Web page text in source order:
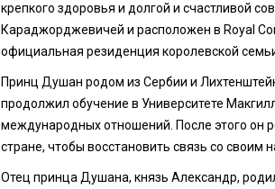
крепкого здоровья и долгой и счастливой
Караджорджевичей и расположен в Royal
официальная резиденция королевской
Принц Душан родом из Сербии и
продолжил обучение в Университете
международных отношений. После этого он
стране, чтобы восстановить связь со своим
Отец принца Душана, князь Александр,